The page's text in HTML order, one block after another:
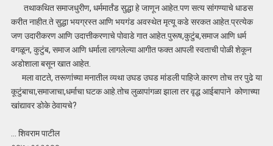
तथाकथित समाजधुरीण, धर्ममार्तंड सुद्धा हे जाणून आहेत.पण सत्य सांगण्याचे धाडस
करीत नाहीत.ते सुद्धा भयग्रस्त आणि भयगंड अवस्थेत मृत्यू कडे सरकत आहेत.प्रत्येक
जण उदारीकरण आणि उदात्तीकरणाचे पोवाडे गात आहेत.पुरूष,कुटुंब,समाज आणि धर्म
वगळून, कुटुंब, समाज आणि धर्माला लागलेल्या आगीत फक्त आपली स्वताची पोळी शेकून
अडोशाला बसून खात आहेत.
मला वाटते, तरूणांच्या मनातील व्यथा उघड उघड मांडली पाहिजे.कारण तोच तर पुढे या
कूटुंबाचा,समाजाचा,धर्माचा घटक आहे.तोच लुळापांगळा झाला तर वृद्ध आईबापाने कोणाच्या
खांद्यावर डोके ठेवायचे?
… शिवराम पाटील